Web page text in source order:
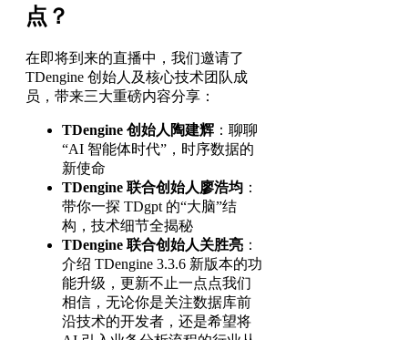
点？
在即将到来的直播中，我们邀请了
TDengine 创始人及核心技术团队成
员，带来三大重磅内容分享：
TDengine 创始人陶建辉 ：聊聊
“AI 智能体时代”，时序数据的
新使命
TDengine 联合创始人廖浩均 ：
带你一探 TDgpt 的“大脑”结
构，技术细节全揭秘
TDengine 联合创始人关胜亮 ：
介绍 TDengine 3.3.6 新版本的功
能升级，更新不止一点点我们
相信，无论你是关注数据库前
沿技术的开发者，还是希望将